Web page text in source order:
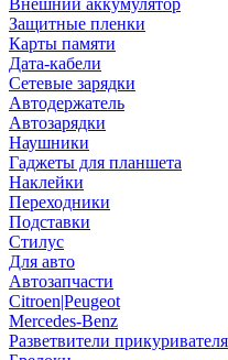
Внешний аккумулятор
Защитные пленки
Карты памяти
Дата-кабели
Сетевые зарядки
Автодержатель
Автозарядки
Наушники
Гаджеты для планшета
Наклейки
Переходники
Подставки
Стилус
Для авто
Автозапчасти
Citroen|Peugeot
Mercedes-Benz
Разветвители прикуривателя